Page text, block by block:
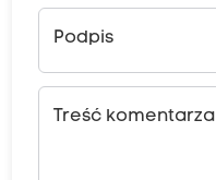
Podpis
Treść komentarza